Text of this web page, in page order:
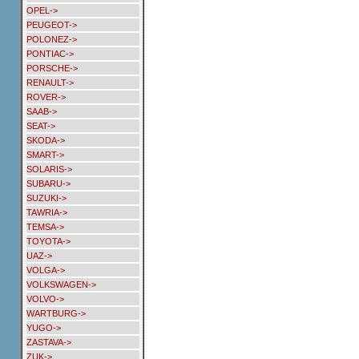
OPEL->
PEUGEOT->
POLONEZ->
PONTIAC->
PORSCHE->
RENAULT->
ROVER->
SAAB->
SEAT->
SKODA->
SMART->
SOLARIS->
SUBARU->
SUZUKI->
TAWRIA->
TEMSA->
TOYOTA->
UAZ->
VOLGA->
VOLKSWAGEN->
VOLVO->
WARTBURG->
YUGO->
ZASTAVA->
ZUK->